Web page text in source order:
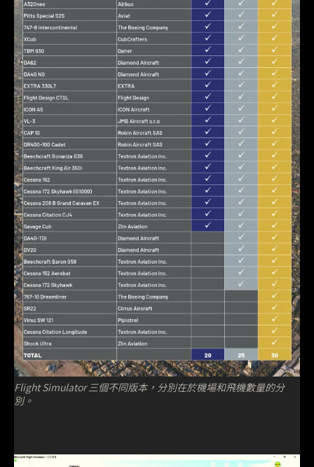
Flight Simulator 三個不同版本，分別在於機場和飛機數量的分
別。